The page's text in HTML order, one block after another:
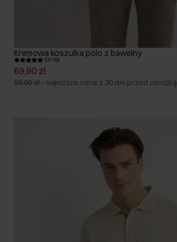
Kremowa koszulka polo z bawełny
5.0 (19)
69,90 zł
99,90 zł - najniższa cena z 30 dni przed obniżką